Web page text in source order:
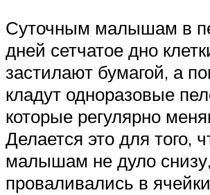
Суточным малышам в
дней сетчатое дно
застилают бумагой, а
кладут одноразовые
которые регулярно
Делается это для того,
малышам не дуло
проваливались в